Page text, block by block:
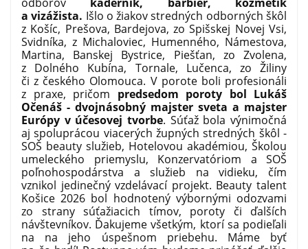
a vizážista. Išlo o žiakov stredných odborných škôl
z Košíc, Prešova, Bardejova, zo Spišskej Novej Vsi,
Svidníka, z Michaloviec, Humenného, Námestova,
Martina, Banskej Bystrice, Piešťan, zo Zvolena,
z Dolného Kubína, Tornale, Lučenca, zo Žiliny
či z českého Olomouca. V porote boli profesionáli
z praxe, pričom predsedom poroty bol Lukáš
Očenáš - dvojnásobný majster sveta a majster
Európy v účesovej tvorbe. Súťaž bola výnimočná
aj spoluprácou viacerých župných stredných škôl -
SOŠ beauty služieb, Hotelovou akadémiou, Školou
umeleckého priemyslu, Konzervatóriom a SOŠ
poľnohospodárstva a služieb na vidieku, čím
vznikol jedinečný vzdelávací projekt. Beauty talent
Košice 2026 bol hodnotený výbornými odozvami
zo strany súťažiacich tímov, poroty či ďalších
návštevníkov. Ďakujeme všetkým, ktorí sa podieľali
na na jeho úspešnom priebehu. Máme byť